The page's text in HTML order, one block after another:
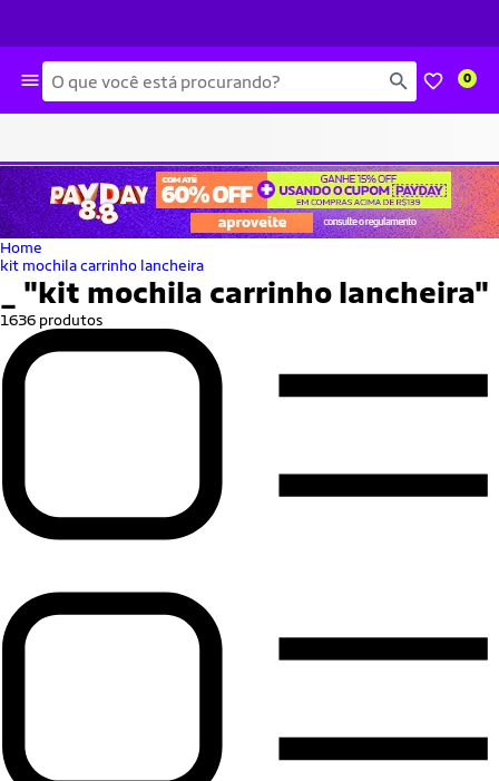
Busca 0
Home
kit mochila carrinho lancheira
"kit mochila carrinho lancheira"
1636 produtos